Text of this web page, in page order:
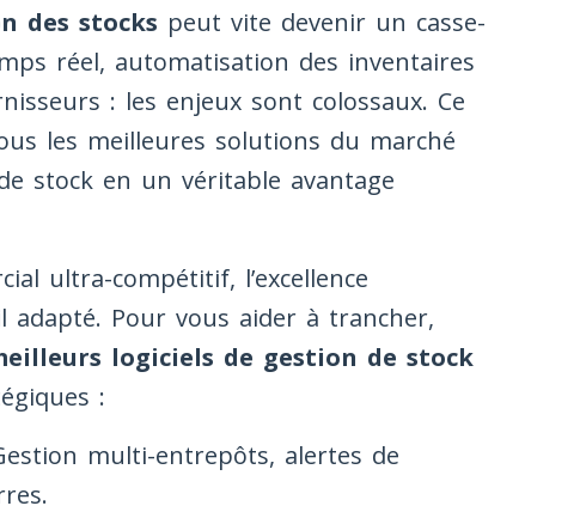
des stocks peut vite devenir un casse-
réel, automatisation des inventaires
: les enjeux sont colossaux. Ce
les meilleures solutions du marché
stock en un véritable avantage
ultra-compétitif, l’excellence
Pour vous aider à trancher,
logiciels de gestion de stock
:
multi-entrepôts, alertes de